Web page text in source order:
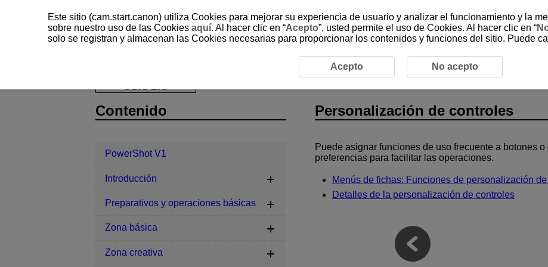
Personalización de controles
Personalización de controles
Puede asignar funciones de uso frecuente a botones
preferencias para facilitar las operaciones.
Menús de fichas: Funciones de personalización
Detalles de la personalización de controles
Contenido
PowerShot V1
Introducción
Preparativos y operaciones básicas
Zona básica
Zona creativa
Este sitio (cam.start.canon) utiliza Cookies para mejorar su experiencia de usuario y analizar el funcionamiento y la
sobre nuestro uso de las Cookies aquí. Al hacer clic en “Acepto”, usted permite el uso de Cookies. Al hacer clic en “
solo se registran y almacenan las Cookies necesarias para proporcionar los contenidos y funciones del sitio. Puede
Acepto No acepto